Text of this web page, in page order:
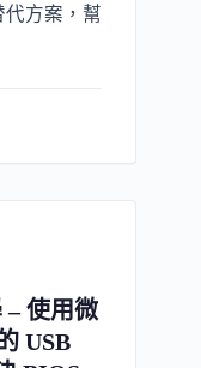
方案，幫
– 使用微
USB